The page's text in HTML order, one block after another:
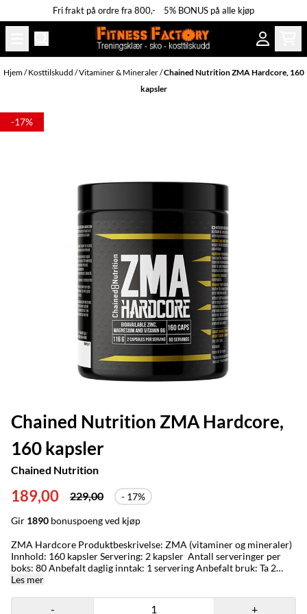
Hopp til innholdFri frakt på ordre fra 800,- 5% BONUS på alle kjøp
Hjem/Kosttilskudd /Vitaminer & Mineraler/Chained Nutrition ZMA Hardcore, 160
kapsler
-17%
Chained Nutrition ZMA Hardcore,
160 kapsler
Chained Nutrition
189,00 229,00 - 17%
Gir 1890 bonuspoeng ved kjøp
ZMA Hardcore Produktbeskrivelse: ZMA (vitaminer og mineraler)
Innhold: 160 kapsler Servering: 2 kapsler Antall serveringer per
boks: 80 Anbefalt daglig inntak: 1 servering Anbefalt bruk: Ta 2
kapsel med 300-500 ml vann, 30 min før leggetid. Produkt
Les mer
- +